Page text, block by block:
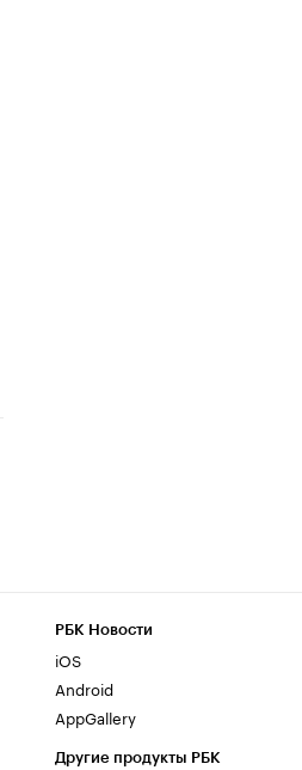
РБК Новости
iOS
Android
AppGallery
Другие продукты РБК